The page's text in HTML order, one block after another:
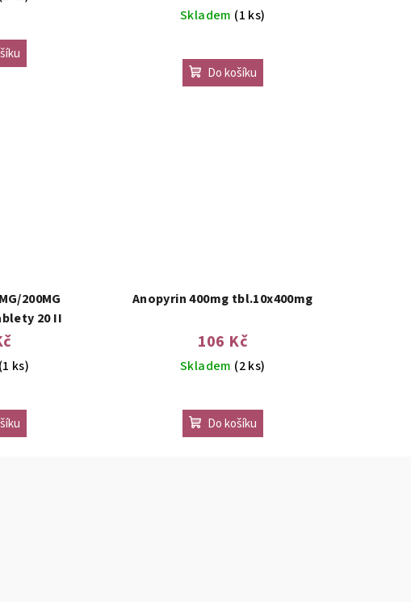
Skladem (1 ks)
Do košíku
200MG
20 II
(1 ks)
Anopyrin 400mg tbl.10x400mg
106 Kč
Skladem (2 ks)
Do košíku